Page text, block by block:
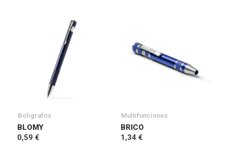
Bolígrafos
BLOMY
0,59 €
Multifunciones
BRICO
1,34 €